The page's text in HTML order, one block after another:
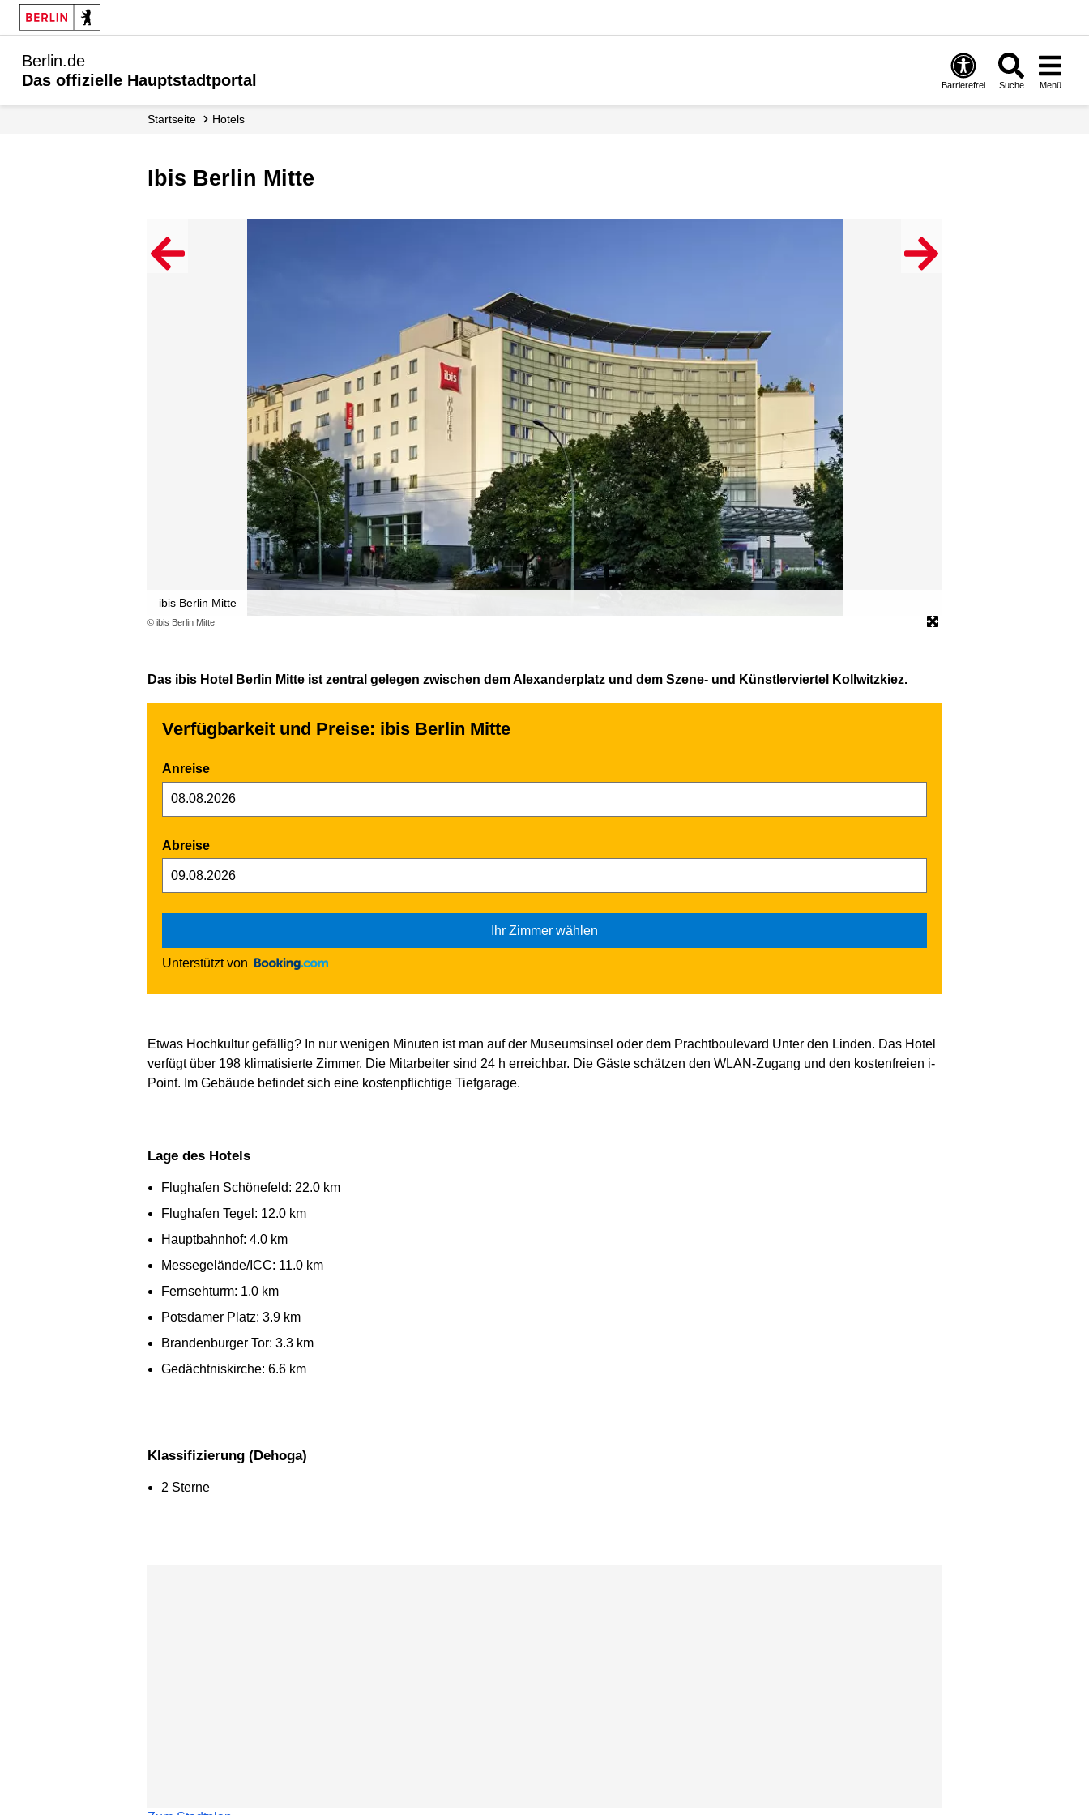
Berlin.de
Das offizielle Hauptstadtportal
Barrierefrei Suche Menü
Startseite Hotels
ibis Berlin Mitte
© ibis Berlin Mitte
ibis Berlin Mitte
Das ibis Hotel Berlin Mitte ist zentral gelegen zwischen dem Alexanderplatz und dem Szene- und Künstlerviertel Kollwitzkiez.
Verfügbarkeit und Preise: ibis Berlin Mitte
Anreise
Abreise
Ihr Zimmer wählen
Unterstützt von
Etwas Hochkultur gefällig? In nur wenigen Minuten ist man auf der Museumsinsel oder dem Prachtboulevard Unter den Linden. Das Hotel
verfügt über 198 klimatisierte Zimmer. Die Mitarbeiter sind 24 h erreichbar. Die Gäste schätzen den WLAN-Zugang und den kostenfreien i-
Point. Im Gebäude befindet sich eine kostenpflichtige Tiefgarage.
Lage des Hotels
Flughafen Schönefeld: 22.0 km
Flughafen Tegel: 12.0 km
Hauptbahnhof: 4.0 km
Messegelände/ICC: 11.0 km
Fernsehturm: 1.0 km
Potsdamer Platz: 3.9 km
Brandenburger Tor: 3.3 km
Gedächtniskirche: 6.6 km
Klassifizierung (Dehoga)
2 Sterne